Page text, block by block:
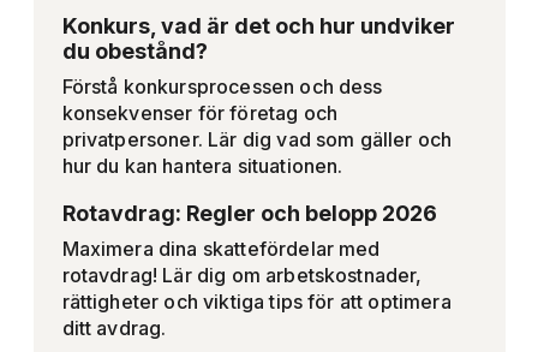
Konkurs, vad är det och hur undviker
du obestånd?
Förstå konkursprocessen och dess
konsekvenser för företag och
privatpersoner. Lär dig vad som gäller och
hur du kan hantera situationen.
Rotavdrag: Regler och belopp 2026
Maximera dina skattefördelar med
rotavdrag! Lär dig om arbetskostnader,
rättigheter och viktiga tips för att optimera
ditt avdrag.